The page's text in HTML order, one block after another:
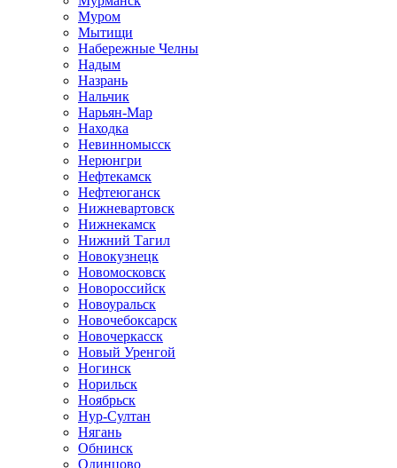
Муром
Мытищи
Набережные Челны
Надым
Назрань
Нальчик
Нарьян-Мар
Находка
Невинномысск
Нерюнгри
Нефтекамск
Нефтеюганск
Нижневартовск
Нижнекамск
Нижний Тагил
Новокузнецк
Новомосковск
Новороссийск
Новоуральск
Новочебоксарск
Новочеркасск
Новый Уренгой
Ногинск
Норильск
Ноябрьск
Нур-Султан
Нягань
Обнинск
Одинцово